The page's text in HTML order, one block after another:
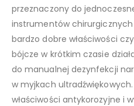
przeznaczony do
instrumentów
bardzo dobre właściwości
bójcze w krótkim czasie
do manualnej dezynfekcji
w myjkach
właściwości antykorozyjne i